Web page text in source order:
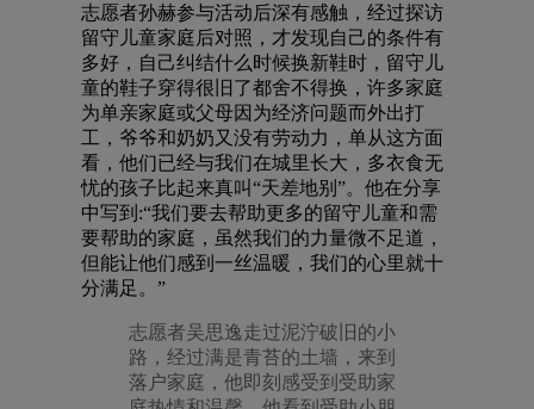
志愿者孙赫参与活动后深有感触，经过探访
留守儿童家庭后对照，才发现自己的条件有
多好，自己纠结什么时候换新鞋时，留守儿
童的鞋子穿得很旧了都舍不得换，许多家庭
为单亲家庭或父母因为经济问题而外出打
工，爷爷和奶奶又没有劳动力，单从这方面
看，他们已经与我们在城里长大，多衣食无
忧的孩子比起来真叫“天差地别”。他在分享
中写到:“我们要去帮助更多的留守儿童和需
要帮助的家庭，虽然我们的力量微不足道，
但能让他们感到一丝温暖，我们的心里就十
分满足。”
志愿者吴思逸走过泥泞破旧的小
路，经过满是青苔的土墙，来到
落户家庭，他即刻感受到受助家